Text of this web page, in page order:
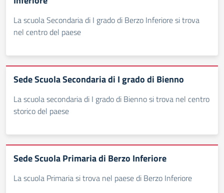
La scuola Secondaria di I grado di Berzo Inferiore si trova
nel centro del paese
Sede Scuola Secondaria di I grado di Bienno
La scuola secondaria di I grado di Bienno si trova nel centro
storico del paese
Sede Scuola Primaria di Berzo Inferiore
La scuola Primaria si trova nel paese di Berzo Inferiore